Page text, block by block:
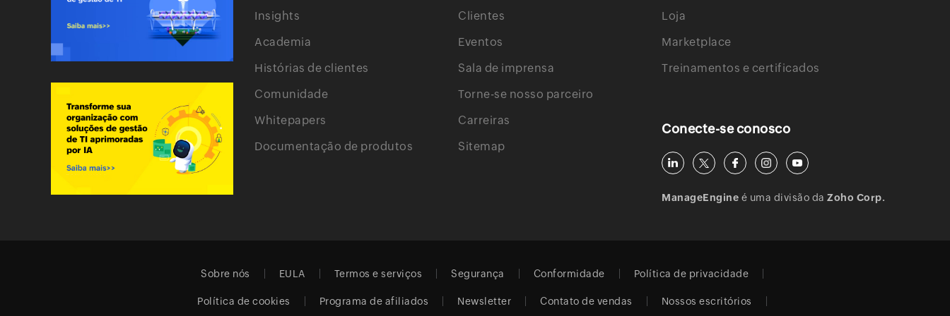
Insights
Academia
Histórias de clientes
Comunidade
Whitepapers
Documentação de produtos
Clientes
Eventos
Sala de imprensa
Torne-se nosso parceiro
Carreiras
Sitemap
Loja
Marketplace
Treinamentos e certificados
Conecte-se conosco
ManageEngine é uma divisão daZoho Corp.
Sobre nós EULA Termos e serviços Segurança Conformidade Política de privacidade
Política de cookies Programa de afiliados Newsletter Contato de vendas Nossos escritórios